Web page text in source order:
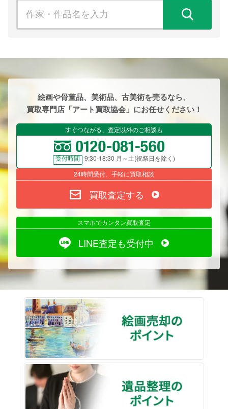
絵画や骨董品、美術品、古美術を売るなら、
買取専門店「アート買取協会」にお任せください！
すぐつながる、査定以外のご相談も
受付時間
9:30-18:30 月～土(祝祭日を除く)
24時間受付、手軽に買取相談
買取査定する
スマホでカンタン買取査定
LINE査定も受付中